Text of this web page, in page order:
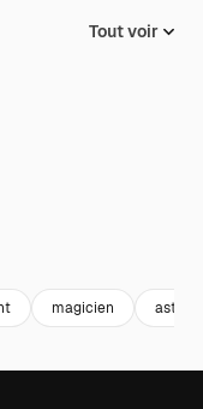
Tout voir
magicien